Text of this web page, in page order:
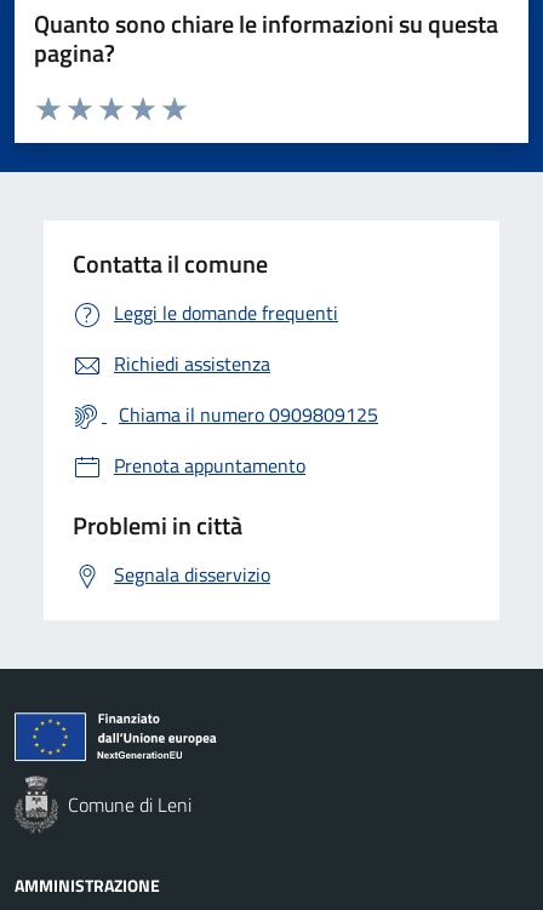
Quanto sono chiare le informazioni su questa
pagina?
Valuta da 1 a 5 stelle la pagina
Valuta 5 stelle su 5
Valuta 4 stelle su 5
Valuta 3 stelle su 5
Valuta 2 stelle su 5
Valuta 1 stelle su 5
Contatta il comune
Leggi le domande frequenti
Richiedi assistenza
Chiama il numero 0909809125
Prenota appuntamento
Problemi in città
Segnala disservizio
Comune di Leni
AMMINISTRAZIONE